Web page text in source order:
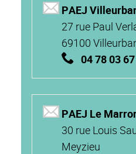
PAEJ
27 rue Paul
69100
04 78 03
PAEJ Le
30 rue Louis
Meyzieu